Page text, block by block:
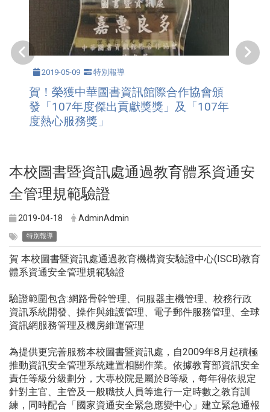
2019-05-09 特別報導
賀！榮獲中華圖書資訊館際合作協會頒
發「107年度傑出貢獻獎獎」及「107年
度熱心服務獎」
本校圖書暨資訊處通過教育體系資通安
全管理規範驗證
2019-04-18 AdminAdmin
特別報導
賀 本校圖書暨資訊處通過教育機構資安驗證中心(ISCB)教育
體系資通安全管理規範驗證
驗證範圍包含:網路骨幹管理、伺服器主機管理、校務行政
資訊系統開發、操作與維護管理、電子郵件服務管理、全球
資訊網服務管理及機房維運管理
為提供更完善服務本校圖書暨資訊處，自2009年8月起積極
推動資訊安全管理系統建置相關作業。依據教育部資訊安全
責任等級分級劃分，大專校院是屬於B等級，每年得依規定
針對主官、主管及一般職技人員等進行一定時數之教育訓
練，同時配合「國家資通安全緊急應變中心」建立緊急通報